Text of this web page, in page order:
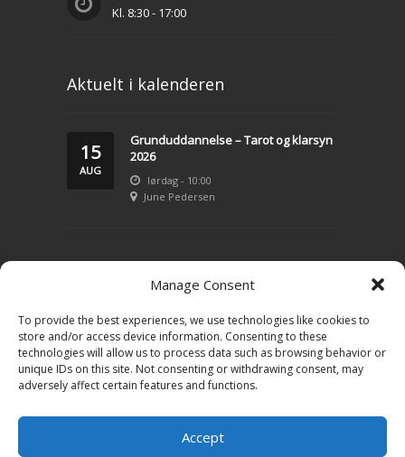
Manage Consent
To provide the best experiences, we use technologies like cookies to
store and/or access device information. Consenting to these
technologies will allow us to process data such as browsing behavior or
unique IDs on this site. Not consenting or withdrawing consent, may
adversely affect certain features and functions.
Accept
Kl. 8:30 - 17:00
Aktuelt i kalenderen
15
AUG
Grunduddannelse – Tarot og klarsyn
2026
lørdag - 10:00
June Pedersen
Konsultation – klarsyn
Tarot